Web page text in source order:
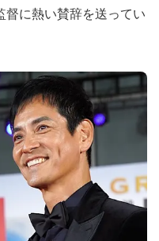
督に熱い賛辞を送ってい